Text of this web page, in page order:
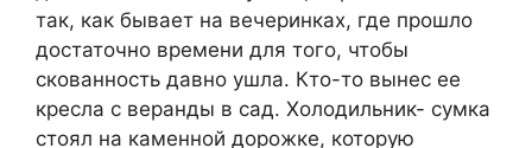
так, как бывает на вечеринках, где прошло
достаточно времени для того, чтобы
скованность давно ушла. Кто-то вынес ее
кресла с веранды в сад. Холодильник- сумка
стоял на каменной дорожке, которую